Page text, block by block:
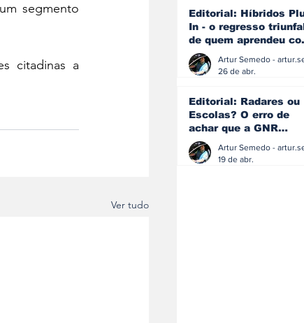
segmento
citadinas a
Ver tudo
Editorial: Híbridos
In - o regresso
de quem aprendeu
os erros do passado
26 de abr.
Editorial: Radares ou
Escolas? O erro de
achar que a GNR
resolve o que a
educação falhou
19 de abr.